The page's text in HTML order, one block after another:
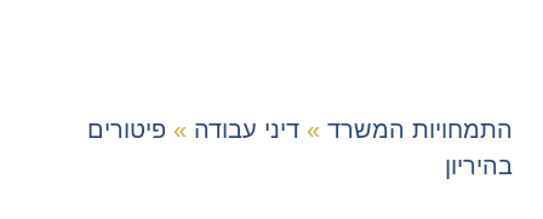
התמחויות המשרד » דיני עבודה » פיטורים
בהיריון